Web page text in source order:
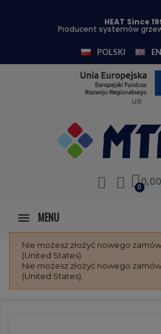
HEAT Since
Producent systemów
POLSKI
ue
0,00
MENU
Nie możesz złożyć nowego
(United States).
Nie możesz złożyć nowego
(United States).